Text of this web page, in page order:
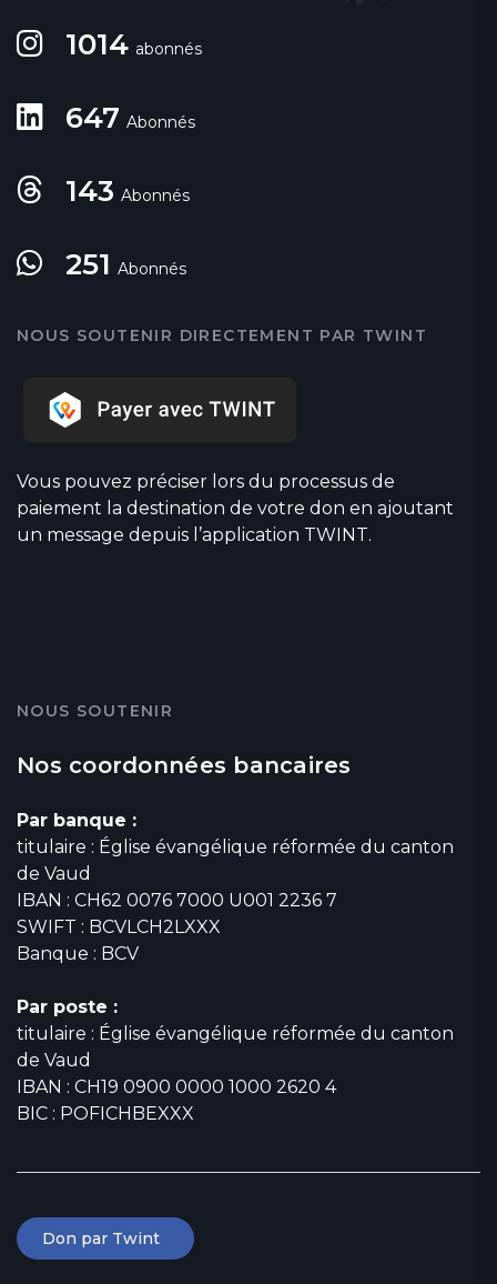
1014 abonnés
647 Abonnés
143 Abonnés
251 Abonnés
NOUS SOUTENIR DIRECTEMENT PAR TWINT
Vous pouvez préciser lors du processus de
paiement la destination de votre don en ajoutant
un message depuis l’application TWINT.
NOUS SOUTENIR
Nos coordonnées bancaires
Par banque :
titulaire : Église évangélique réformée du canton
de Vaud
IBAN : CH62 0076 7000 U001 2236 7
SWIFT : BCVLCH2LXXX
Banque : BCV
Par poste :
titulaire : Église évangélique réformée du canton
de Vaud
IBAN : CH19 0900 0000 1000 2620 4
BIC : POFICHBEXXX
Don par Twint